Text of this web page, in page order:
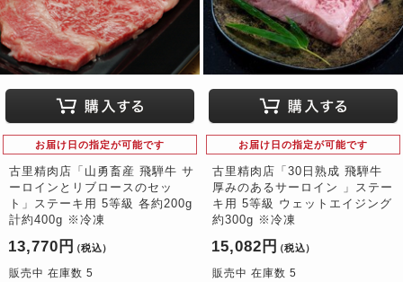
お届け日の指定が可能です
古里精肉店「山勇畜産 飛騨牛 サ
ーロインとリブロースのセッ
ト」ステーキ用 5等級 各約200g
計約400g ※冷凍
13,770円 （税込）
販売中 在庫数 5
お届け日の指定が可能です
古里精肉店「30日熟成 飛騨牛
厚みのあるサーロイン 」ステー
キ用 5等級 ウェットエイジング
約300g ※冷凍
15,082円 （税込）
販売中 在庫数 5